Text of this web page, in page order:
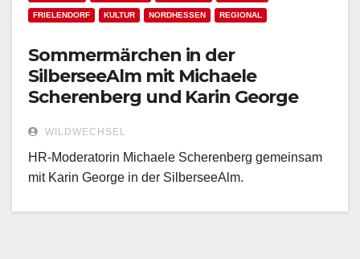
FRIELENDORF KULTUR NORDHESSEN REGIONAL
Sommermärchen in der
SilberseeAlm mit Michaele
Scherenberg und Karin George
WILDWECHSEL
HR-Moderatorin Michaele Scherenberg gemeinsam
mit Karin George in der SilberseeAlm.